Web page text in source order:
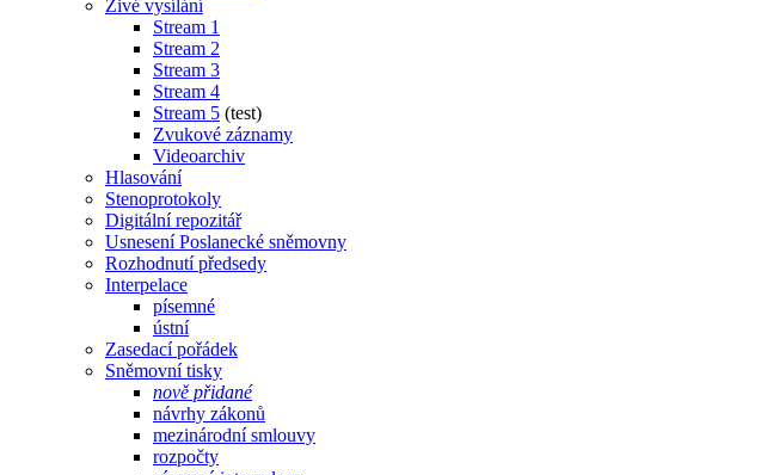
Živé vysílání
Stream 1
Stream 2
Stream 3
Stream 4
Stream 5 (test)
Zvukové záznamy
Videoarchiv
Hlasování
Stenoprotokoly
Digitální repozitář
Usnesení Poslanecké sněmovny
Rozhodnutí předsedy
Interpelace
písemné
ústní
Zasedací pořádek
Sněmovní tisky
nově přidané
návrhy zákonů
mezinárodní smlouvy
rozpočty